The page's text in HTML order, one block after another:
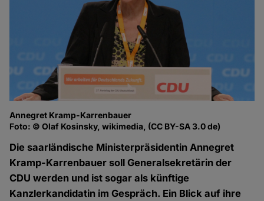
Annegret Kramp-Karrenbauer
Foto: © Olaf Kosinsky, wikimedia, (CC BY-SA 3.0 de)
Die saarländische Ministerpräsidentin Annegret
Kramp-Karrenbauer soll Generalsekretärin der
CDU werden und ist sogar als künftige
Kanzlerkandidatin im Gespräch. Ein Blick auf ihre